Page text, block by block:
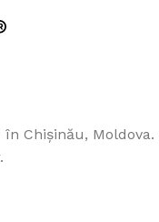
Chișinău, Moldova.